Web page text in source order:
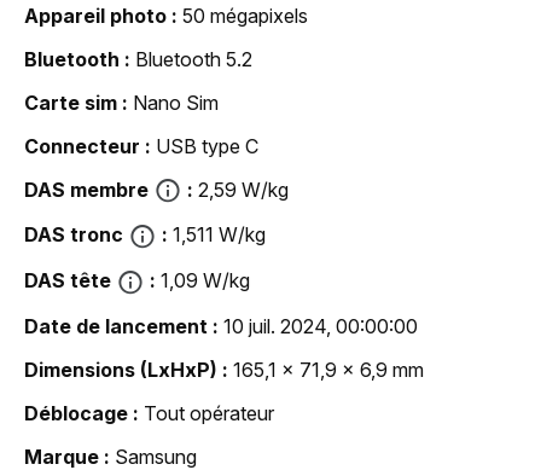
Appareil photo
50 mégapixels
Bluetooth
Bluetooth 5.2
Carte sim
Nano Sim
Connecteur
USB type C
DAS membre
2,59 W/kg
DAS tronc
1,511 W/kg
DAS tête
1,09 W/kg
Date de lancement
10 juil. 2024, 00:00:00
Dimensions (LxHxP)
165,1 x 71,9 x 6,9 mm
Déblocage
Tout opérateur
Marque
Samsung